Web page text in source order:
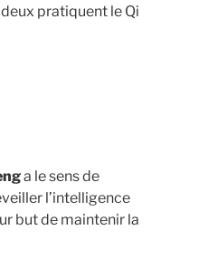
deux pratiquent le Qi
a le sens de
l’intelligence
but de maintenir la